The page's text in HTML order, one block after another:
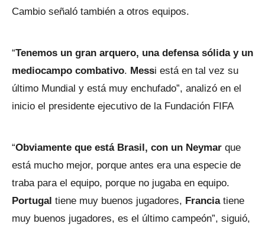
Cambio señaló también a otros equipos.
“Tenemos un gran arquero, una defensa sólida y un
mediocampo combativo. Messi está en tal vez su
último Mundial y está muy enchufado”, analizó en el
inicio el presidente ejecutivo de la Fundación FIFA
“Obviamente que está Brasil, con un Neymar que
está mucho mejor, porque antes era una especie de
traba para el equipo, porque no jugaba en equipo.
Portugal tiene muy buenos jugadores, Franciatiene
muy buenos jugadores, es el último campeón”, siguió,